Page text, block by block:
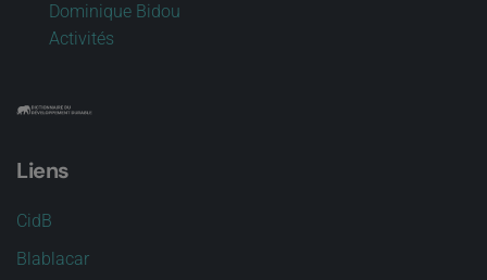
Dominique Bidou
Activités
Liens
CidB
Blablacar